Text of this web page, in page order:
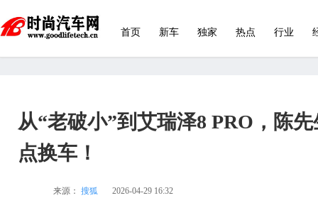
首页 新车 独家 热点 行业
从“老破小”到艾瑞泽8 PRO，陈
点换车！
来源： 搜狐 2026-04-29 16:32